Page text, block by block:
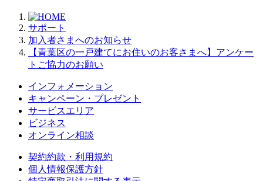
サポート
加入者さまへのお知らせ
【青葉区の一戸建てにお住いのお客さまへ】アンケー
トご協力のお願い
インフォメーション
キャンペーン・プレゼント
サービスエリア
ビジネス
オンライン相談
契約約款・利用規約
個人情報保護方針